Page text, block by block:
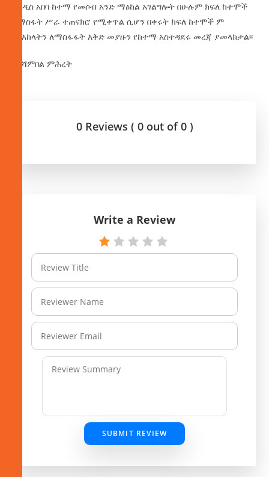
በአዲስ አበባ ከተማ የመሶብ አንድ ማዕከል አገልግሎት በሁሉም ክፍለ ከተሞች
የማስፋት ሥራ ተጠናክሮ የሚቀጥል ሲሆን በቀሩት ክፍለ ከተሞች ም
ማእከላትን ለማስፋፋት እቅድ መያዙን የከተማ አስተዳደሩ መረጃ ያመላክታል፡፡
በየሻምበል ምሕረት
0 Reviews ( 0 out of 0 )
Write a Review
SUBMIT REVIEW